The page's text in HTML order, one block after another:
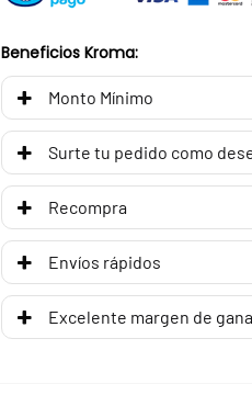
Beneficios Kroma:
Monto Mínimo
Surte tu pedido como
Recompra
Envíos rápidos
Excelente margen de